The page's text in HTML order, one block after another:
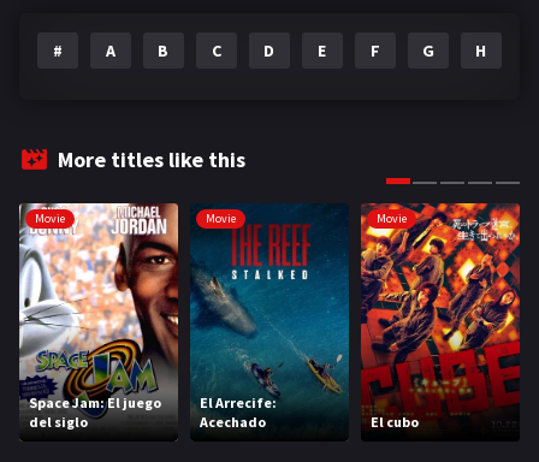
# A B C D E F G H
More titles like this
Movie
Space Jam: El juego
del siglo
Movie
El Arrecife:
Acechado
Movie
El cubo